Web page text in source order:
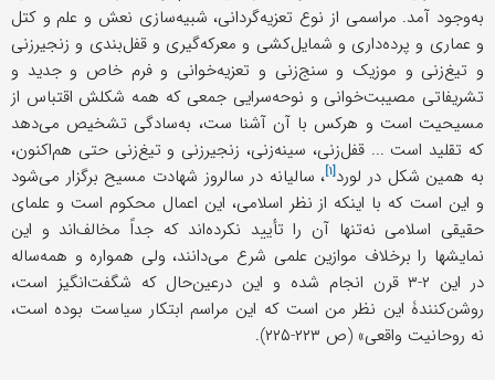
به‌وجود آمد. مراسمی از نوع تعزیه‌گردانی، شبیه‌سازی نعش و علم و کتل
و عماری و پرده‌داری و شمایل‌کشی و معرکه‌گیری و قفل‌بندی و زنجیرزنی
و تیغ‌زنی و موزیک و سنج‌زنی و تعزیه‌خوانی و فرم خاص و جدید و
تشریفاتی مصیبت‌خوانی و نوحه‌سرایی جمعی که همه شکلش اقتباس از
مسیحیت است و هرکس با آن آشنا ست، به‌سادگی تشخیص می‌دهد
که تقلید است ... قفل‌زنی، سینه‌زنی، زنجیرزنی و تیغ‌زنی حتى هم‌اکنون،
به همین شکل در لورد[۱] ، سالیانه در سالروز شهادت مسیح برگزار می‌شود
و این است که با اینکه از نظر اسلامی، این اعمال محکوم است و علمای
حقیقی اسلامی نه‌تنها آن را تأیید نکرده‌اند که جداً مخالف‌اند و این
نمایشها را برخلاف موازین علمی شرع می‌دانند، ولی همواره و همه‌ساله
در این ۲-۳ قرن انجام شده و این درعین‌حال که شگفت‌انگیز است،
روشن‌کنندۀ این نظر من است که این مراسم ابتکار سیاست بوده است،
نه روحانیت واقعی» (ص ۲۲۳-۲۲۵).